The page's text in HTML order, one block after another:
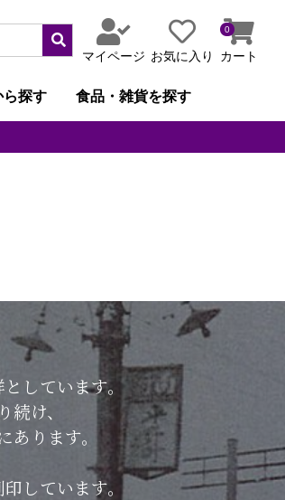
マイページ お気に入り
0
カート
ら探す 食品・雑貨を探す
しています。
け、
ります。
しています。